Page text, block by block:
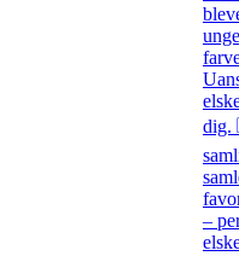
dig.
–